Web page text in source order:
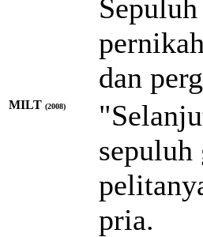
dan
MILT (2008)
sepuluh
pria.